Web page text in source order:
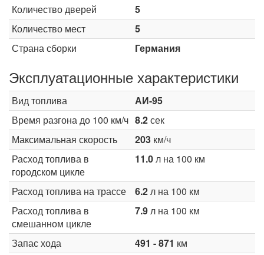
Количество дверей
5
Количество мест
5
Страна сборки
Германия
Эксплуатационные характеристики
Вид топлива
АИ-95
Время разгона до 100 км/ч 8.2сек
Максимальная скорость
203 км/ч
Расход топлива в
городском цикле
11.0л на 100 км
Расход топлива на трассе 6.2л на 100 км
Расход топлива в
смешанном цикле
7.9л на 100 км
Запас хода 491 - 871 км